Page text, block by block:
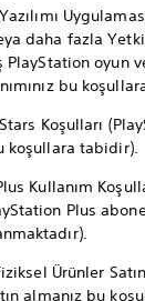
daha fazla
oyun
bu
Koşulları
koşullara tabidir).
Kullanım
Plus
Ürünler
almanız bu